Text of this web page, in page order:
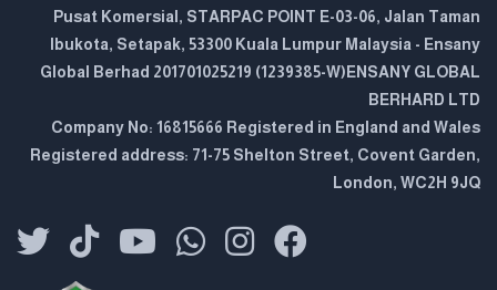
Pusat Komersial, STARPAC POINT E-03-06, Jalan Taman
Ibukota, Setapak, 53300 Kuala Lumpur Malaysia - Ensany
Global Berhad 201701025219 (1239385-W)ENSANY GLOBAL
BERHARD LTD
Company No: 16815666 Registered in England and Wales
Registered address: 71-75 Shelton Street, Covent Garden,
London, WC2H 9JQ